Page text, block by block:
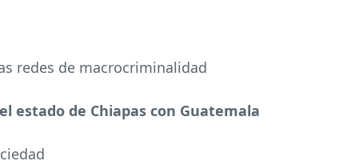
redes de macrocriminalidad
estado de Chiapas con Guatemala